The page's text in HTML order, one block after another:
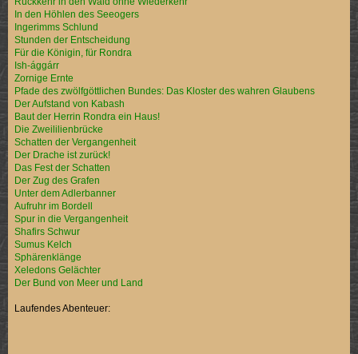
In den Höhlen des Seeogers
Ingerimms Schlund
Stunden der Entscheidung
Für die Königin, für Rondra
Ish-ággárr
Zornige Ernte
Pfade des zwölfgöttlichen Bundes: Das Kloster des wahren Glaubens
Der Aufstand von Kabash
Baut der Herrin Rondra ein Haus!
Die Zweililienbrücke
Schatten der Vergangenheit
Der Drache ist zurück!
Das Fest der Schatten
Der Zug des Grafen
Unter dem Adlerbanner
Aufruhr im Bordell
Spur in die Vergangenheit
Shafirs Schwur
Sumus Kelch
Sphärenklänge
Xeledons Gelächter
Der Bund von Meer und Land
Laufendes Abenteuer: